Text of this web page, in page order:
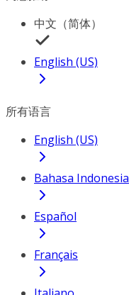
中文（简体）
English (US)
所有语言
English (US)
Bahasa Indonesia
Español
Français